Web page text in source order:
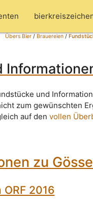
Übers Bier/Brauereien/
und
zum gewünschten
auf denvollen
zu
2016